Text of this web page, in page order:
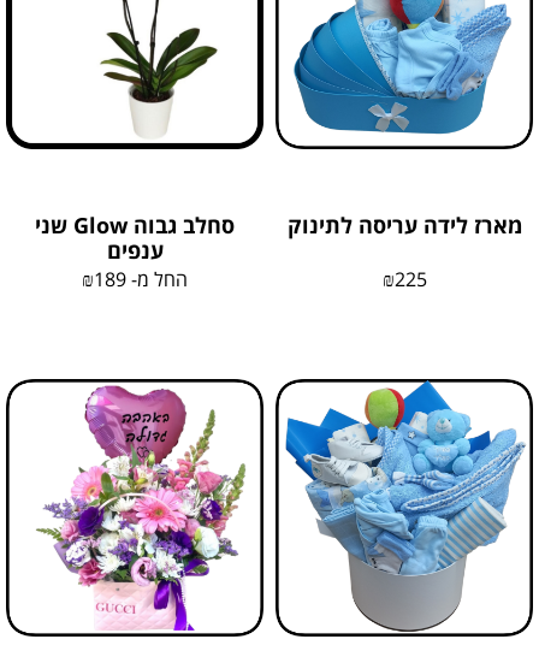
מארז לידה עריסה לתינוק
₪225
סחלב גבוה Glow שני
ענפים
החל מ- ₪189